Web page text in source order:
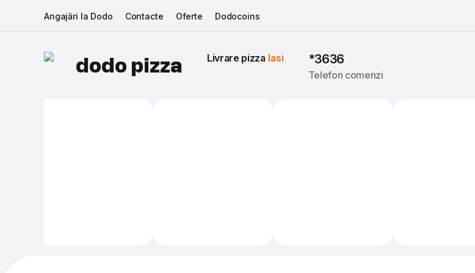
Angajări la Dodo Contacte Oferte Dodocoins
dodo pizza Livrare pizza Iasi *3636
Telefon comenzi